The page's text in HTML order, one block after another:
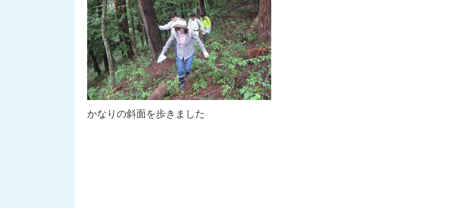
かなりの斜面を歩きました